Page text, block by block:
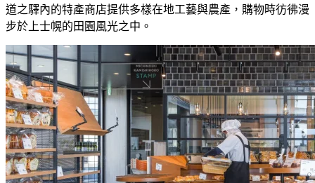
道之驛內的特產商店提供多樣在地工藝與農產，購物時彷彿漫
步於上士幌的田園風光之中。